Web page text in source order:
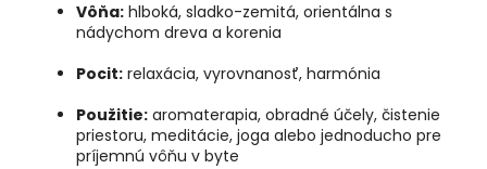
Vôňa: hlboká, sladko-zemitá, orientálna s
nádychom dreva a korenia
Pocit: relaxácia, vyrovnanosť, harmónia
Použitie: aromaterapia, obradné účely, čistenie
priestoru, meditácie, joga alebo jednoducho pre
príjemnú vôňu v byte